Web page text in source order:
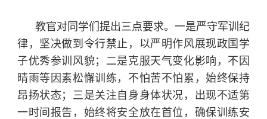
教官对同学们提出三点要求。一是严守军训纪
律，坚决做到令行禁止，以严明作风展现政国学
子优秀参训风貌；二是克服天气变化影响，不因
晴雨等因素松懈训练，不怕苦不怕累，始终保持
昂扬状态；三是关注自身身体状况，出现不适第
一时间报告，始终将安全放在首位，确保训练安